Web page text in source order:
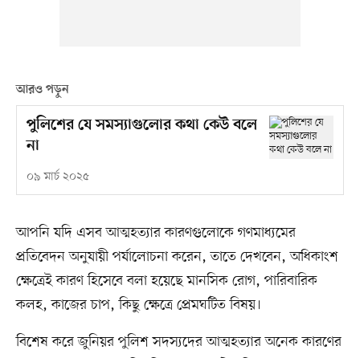
আরও পড়ুন
পুলিশের যে সমস্যাগুলোর কথা কেউ বলে
না
০৯ মার্চ ২০২৫
আপনি যদি এসব আত্মহত্যার কারণগুলোকে গণমাধ্যমের
প্রতিবেদন অনুযায়ী পর্যালোচনা করেন, তাতে দেখবেন, অধিকাংশ
ক্ষেত্রেই কারণ হিসেবে বলা হয়েছে মানসিক রোগ, পারিবারিক
কলহ, কাজের চাপ, কিছু ক্ষেত্রে প্রেমঘটিত বিষয়।
বিশেষ করে জুনিয়র পুলিশ সদস্যদের আত্মহত্যার অনেক কারণের